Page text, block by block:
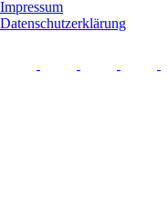
Impressum
Datenschutzerklärung